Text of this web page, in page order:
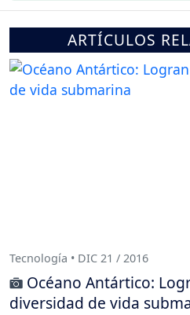
ARTÍCULOS
Tecnología • DIC 21 / 2016
Océano Antártico:
diversidad de vida